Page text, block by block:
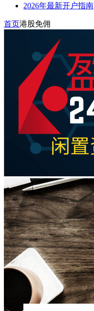
2026年最新开户指南
首页港股免佣